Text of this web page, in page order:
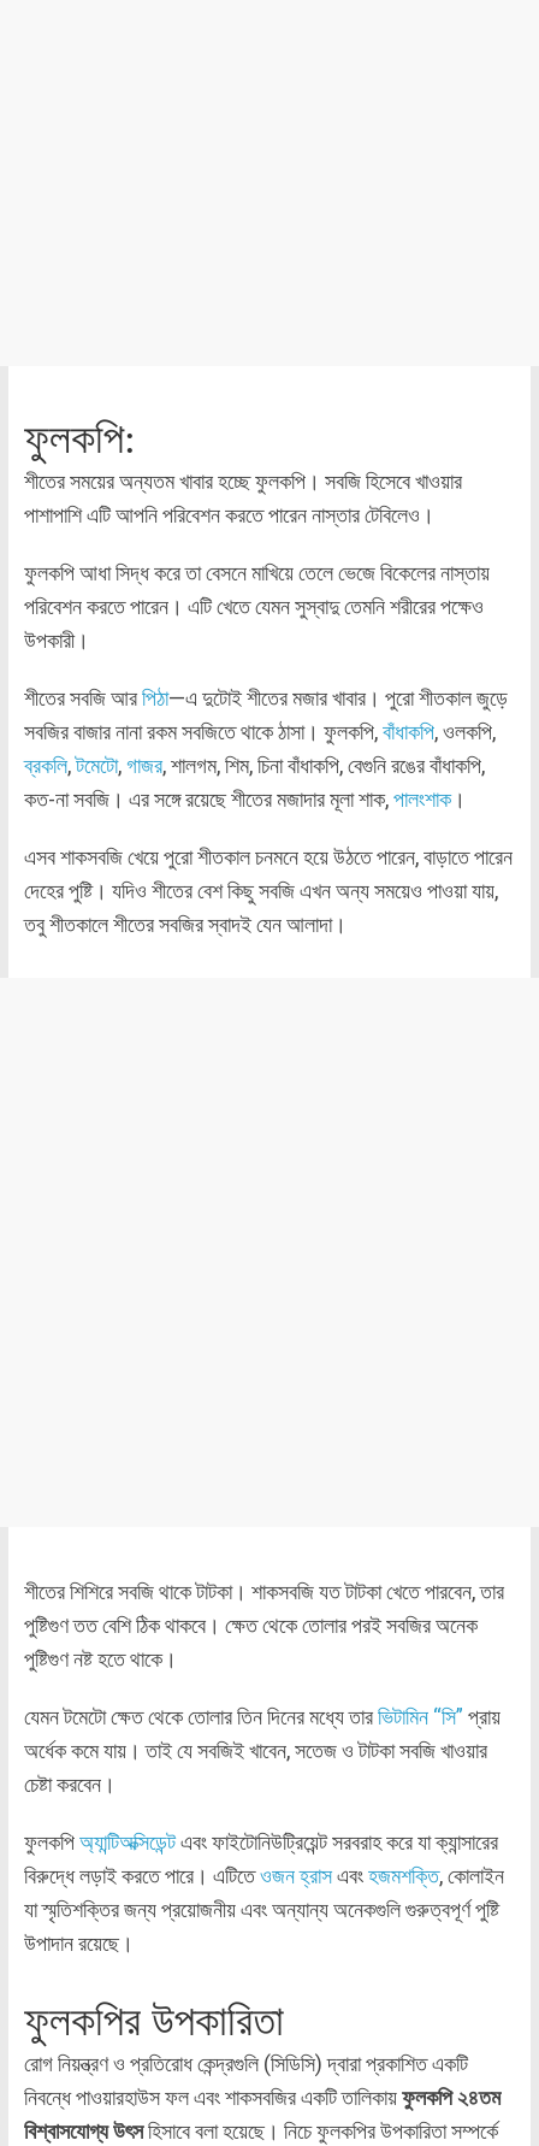
ফুলকপি:
শীতের সময়ের অন্যতম খাবার হচ্ছে ফুলকপি। সবজি হিসেবে খাওয়ার
পাশাপাশি এটি আপনি পরিবেশন করতে পারেন নাস্তার টেবিলেও।
ফুলকপি আধা সিদ্ধ করে তা বেসনে মাখিয়ে তেলে ভেজে বিকেলের নাস্তায়
পরিবেশন করতে পারেন। এটি খেতে যেমন সুস্বাদু তেমনি শরীরের পক্ষেও
উপকারী।
শীতের সবজি আরপিঠা—এ দুটোই শীতের মজার খাবার। পুরো শীতকাল জুড়ে
সবজির বাজার নানা রকম সবজিতে থাকে ঠাসা। ফুলকপি,বাঁধাকপি, ওলকপি,
ব্রকলি,টমেটো,গাজর, শালগম, শিম, চিনা বাঁধাকপি, বেগুনি রঙের বাঁধাকপি,
কত-না সবজি। এর সঙ্গে রয়েছে শীতের মজাদার মূলা শাক,পালংশাক।
এসব শাকসবজি খেয়ে পুরো শীতকাল চনমনে হয়ে উঠতে পারেন, বাড়াতে পারেন
দেহের পুষ্টি। যদিও শীতের বেশ কিছু সবজি এখন অন্য সময়েও পাওয়া যায়,
তবু শীতকালে শীতের সবজির স্বাদই যেন আলাদা।
শীতের শিশিরে সবজি থাকে টাটকা। শাকসবজি যত টাটকা খেতে পারবেন, তার
পুষ্টিগুণ তত বেশি ঠিক থাকবে। ক্ষেত থেকে তোলার পরই সবজির অনেক
পুষ্টিগুণ নষ্ট হতে থাকে।
যেমন টমেটো ক্ষেত থেকে তোলার তিন দিনের মধ্যে তারভিটামিন “সি” প্রায়
অর্ধেক কমে যায়। তাই যে সবজিই খাবেন, সতেজ ও টাটকা সবজি খাওয়ার
চেষ্টা করবেন।
ফুলকপিঅ্যান্টিঅক্সিডেন্টএবং ফাইটোনিউট্রিয়েন্ট সরবরাহ করে যা ক্যান্সারের
বিরুদ্ধে লড়াই করতে পারে। এটিতেওজন হ্রাসএবংহজমশক্তি, কোলাইন
যা স্মৃতিশক্তির জন্য প্রয়োজনীয় এবং অন্যান্য অনেকগুলি গুরুত্বপূর্ণ পুষ্টি
উপাদান রয়েছে।
ফুলকপির উপকারিতা
রোগ নিয়ন্ত্রণ ও প্রতিরোধ কেন্দ্রগুলি (সিডিসি) দ্বারা প্রকাশিত একটি
নিবন্ধে পাওয়ারহাউস ফল এবং শাকসবজির একটি তালিকায়ফুলকপি ২৪তম
বিশ্বাসযোগ্য উৎসহিসাবে বলা হয়েছে। নিচে ফুলকপির উপকারিতা সম্পর্কে